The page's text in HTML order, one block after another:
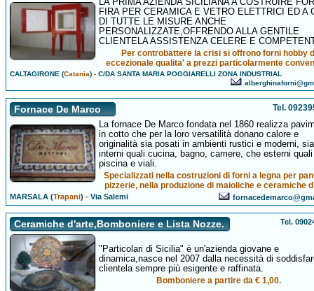
FIRA PER CERAMICA E VETRO ELETTRICI ED A
DI TUTTE LE MISURE ANCHE
PERSONALIZZATE,OFFRENDO ALLA GENTILE
CLIENTELA ASSISTENZA CELERE E
Per controbattere la crisi si offrono forni hobby
eccezionale qualita' a prezzi particolarmente
CALTAGIRONE (Catania) -C/DA SANTA MARIA POGGIARELLI ZONA INDUSTRIAL
Fornace De Marco Tel.
La fornace De Marco fondata nel 1860 realizza
in cotto che per la loro versatilità donano calore e
originalità sia posati in ambienti rustici e moderni, sia
interni quali cucina, bagno, camere, che esterni
piscina e viali.
Specializzati nella costruzioni di forni a legna per
pizzerie, nella produzione di maioliche e ceramiche
MARSALA (Trapani) -Via Salemi
Ceramiche d'arte,Bomboniere e Lista Nozze. Tel.
"Particolari di Sicilia" è un'azienda giovane e
dinamica,nasce nel 2007 dalla necessità di
clientela sempre più esigente e raffinata.
Bomboniere a partire da € 1,00.